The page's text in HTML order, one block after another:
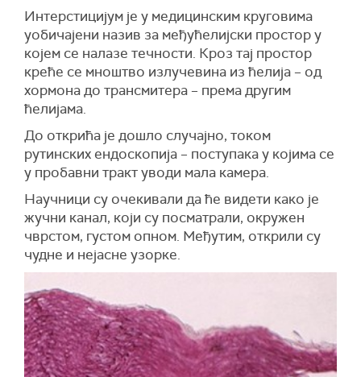
Интерстицијум је у медицинским круговима
уобичајени назив за међућелијски простор у
којем се налазе течности. Кроз тај простор
креће се мноштво излучевина из ћелија – од
хормона до трансмитера – према другим
ћелијама.
До открића је дошло случајно, током
рутинских ендоскопија – поступака у којима се
у пробавни тракт уводи мала камера.
Научници су очекивали да ће видети како је
жучни канал, који су посматрали, окружен
чврстом, густом опном. Међутим, открили су
чудне и нејасне узорке.